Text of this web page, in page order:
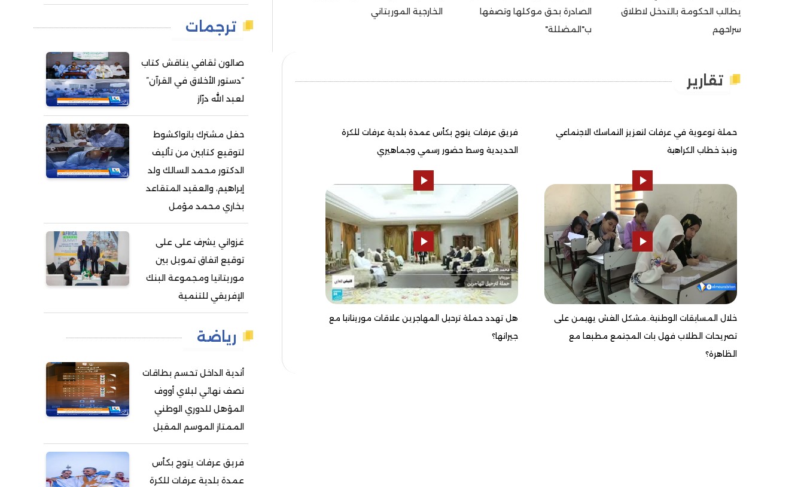
يطالب الحكومة بالتدخل لاطلاق
سراحهم
الصادرة بحق موكلها وتصفها
ب"المضللة"
الخارجية الموريتاني
تقارير
حملة توعوية في عرفات لتعزيز التماسك الاجتماعي
ونبذ خطاب الكراهية
فريق عرفات يتوج بكأس عمدة بلدية عرفات للكرة
الحديدية وسط حضور رسمي وجماهيري
خلال المسابقات الوطنية..مشكل الغش يهيمن على
تصريحات الطلاب فهل بات المجتمع مطبعا مع
الظاهرة؟
هل تهدد حملة ترحيل المهاجرين علاقات موريتانيا مع
جيرانها؟
ترجمات
صالون ثقافي يناقش كتاب
“دستور الأخلاق في القرآن”
لعبد الله درّاز
حفل مشترك بانواكشوط
لتوقيع كتابين من تأليف
الدكتور محمد السالك ولد
إبراهيم، والعقيد المتقاعد
بخاري محمد مؤمل
غزواني يشرف على على
توقيع اتفاق تمويل بين
موريتانيا ومجموعة البنك
الإفريقي للتنمية
رياضة
أندية الداخل تحسم بطاقات
نصف نهائي لبلاي أووف
المؤهل للدوري الوطني
الممتاز الموسم المقبل
فريق عرفات يتوج بكأس
عمدة بلدية عرفات للكرة